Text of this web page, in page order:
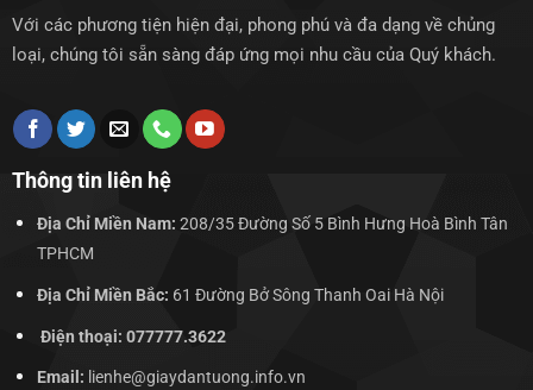
Với các phương tiện hiện đại, phong phú và đa dạng về chủng
loại, chúng tôi sẵn sàng đáp ứng mọi nhu cầu của Quý khách.
Thông tin liên hệ
Địa Chỉ Miền Nam: 208/35 Đường Số 5 Bình Hưng Hoà Bình Tân
TPHCM
Địa Chỉ Miền Bắc: 61 Đường Bở Sông Thanh Oai Hà Nội
Điện thoại: 077777.3622
Email: lienhe@giaydantuong.info.vn